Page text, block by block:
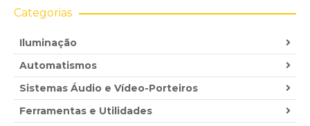
Categorias
Iluminação
Automatismos
Sistemas Áudio e Vídeo-Porteiros
Ferramentas e Utilidades